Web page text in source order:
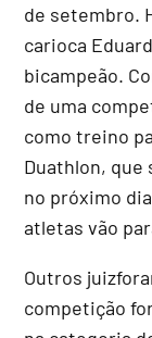
de setembro.
carioca
bicampeão.
de uma
como treino
Duathlon, que
no próximo
atletas vão
Outros
competição